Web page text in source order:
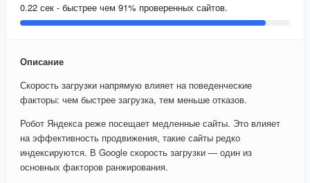
0.22 сек - быстрее чем 91% проверенных сайтов.
Описание
Скорость загрузки напрямую влияет на поведенческие
факторы: чем быстрее загрузка, тем меньше отказов.
Робот Яндекса реже посещает медленные сайты. Это влияет
на эффективность продвижения, такие сайты редко
индексируются. В Google скорость загрузки — один из
основных факторов ранжирования.